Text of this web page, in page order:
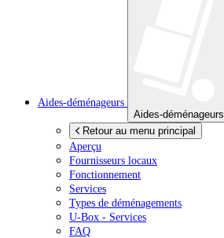
Aides-déménageurs
Aides-déménageurs
Retour au menu principal
Aperçu
Fournisseurs locaux
Fonctionnement
Services
Types de déménagements
U-Box - Services
FAQ